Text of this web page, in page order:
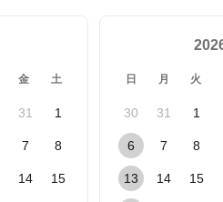
金 土
31 1
7 8
14 15
日 月 火
30 31 1
6 7 8
13 14 15